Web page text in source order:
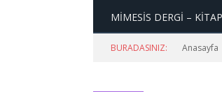
MİMESİS DERGİ – KİTAP
BURADASINIZ: Anasayfa